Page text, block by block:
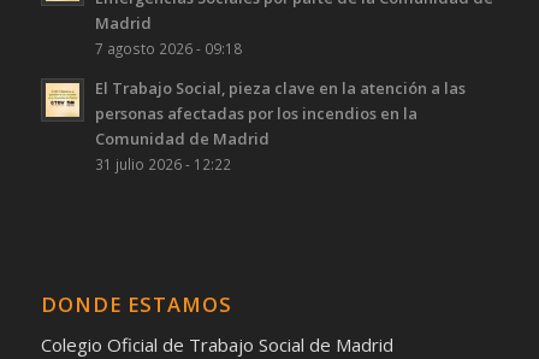
Madrid
7 agosto 2026 - 09:18
El Trabajo Social, pieza clave en la atención a las
personas afectadas por los incendios en la
Comunidad de Madrid
31 julio 2026 - 12:22
DONDE ESTAMOS
Colegio Oficial de Trabajo Social de Madrid